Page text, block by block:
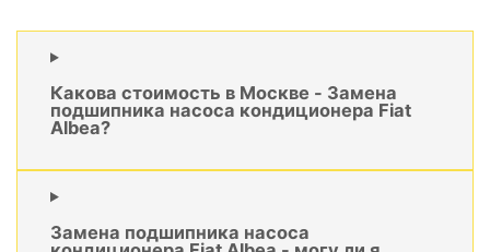
Какова стоимость в Москве - Замена
подшипника насоса кондиционера Fiat
Albea?
Замена подшипника насоса